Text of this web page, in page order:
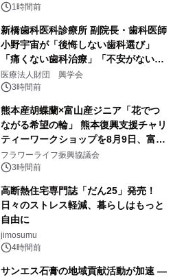
1時間前
新橋歯科医科診療所 副院長・歯科医師
小野宇宙が「後悔しない歯科選び」
「痛くない歯科治療」「不安がない治
療計画」をテーマに専門監修
医療法人財団 興学会
3時間前
熊本産胡蝶蘭×富山産ジニア「花でつ
ながる希望の輪」 熊本復興支援チャリ
ティーワークショップを8月9日、富
山・射水で開催
フラワーライフ振興協議会
3時間前
高断熱住宅専門誌「だん25」発売！
日々のストレス軽減、暮らしはもっと
自由に
jimosumu
4時間前
サンエス石膏の地域貢献活動が加速 ―